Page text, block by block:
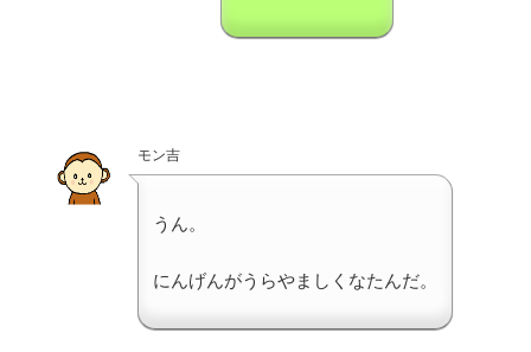
モン吉
うん。
にんげんがうらやましくなたんだ。